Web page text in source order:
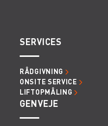
SERVICES
RÅDGIVNING
ONSITE SERVICE
LIFTOPMÅLING
GENVEJE